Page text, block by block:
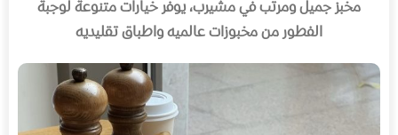
مخبز جميل ومرتب في مشيرب، يوفر خيارات متنوعة لوجبة
الفطور من مخبوزات عالميه واطباق تقليديه